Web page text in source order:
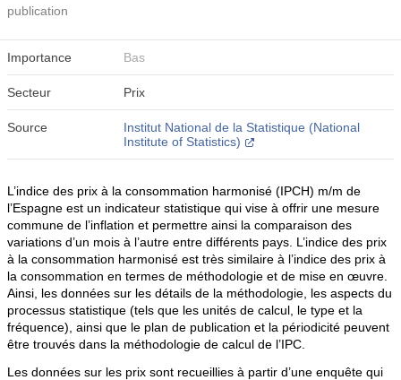
publication
Importance Bas
Secteur Prix
Source
Institut National de la Statistique (National
Institute of Statistics)
L’indice des prix à la consommation harmonisé (IPCH) m/m de
l’Espagne est un indicateur statistique qui vise à offrir une mesure
commune de l’inflation et permettre ainsi la comparaison des
variations d’un mois à l’autre entre différents pays. L’indice des prix
à la consommation harmonisé est très similaire à l’indice des prix à
la consommation en termes de méthodologie et de mise en œuvre.
Ainsi, les données sur les détails de la méthodologie, les aspects du
processus statistique (tels que les unités de calcul, le type et la
fréquence), ainsi que le plan de publication et la périodicité peuvent
être trouvés dans la méthodologie de calcul de l’IPC.
Les données sur les prix sont recueillies à partir d’une enquête qui